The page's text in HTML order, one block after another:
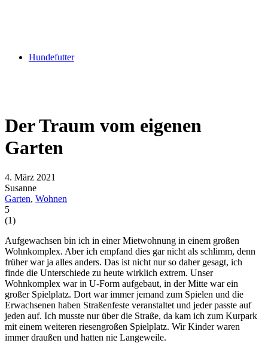
Hundefutter
Der Traum vom eigenen
Garten
4. März 2021
Susanne
Garten, Wohnen
5
(1)
Aufgewachsen bin ich in einer Mietwohnung in einem großen
Wohnkomplex. Aber ich empfand dies gar nicht als schlimm, denn
früher war ja alles anders. Das ist nicht nur so daher gesagt, ich
finde die Unterschiede zu heute wirklich extrem. Unser
Wohnkomplex war in U-Form aufgebaut, in der Mitte war ein
großer Spielplatz. Dort war immer jemand zum Spielen und die
Erwachsenen haben Straßenfeste veranstaltet und jeder passte auf
jeden auf. Ich musste nur über die Straße, da kam ich zum Kurpark
mit einem weiteren riesengroßen Spielplatz. Wir Kinder waren
immer draußen und hatten nie Langeweile.